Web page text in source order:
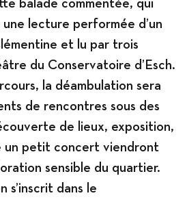
balade commentée, qui
lecture performée d’un
et lu par trois
du Conservatoire d’Esch.
la déambulation sera
de rencontres sous des
de lieux, exposition,
un petit concert viendront
sensible du quartier.
s’inscrit dans le